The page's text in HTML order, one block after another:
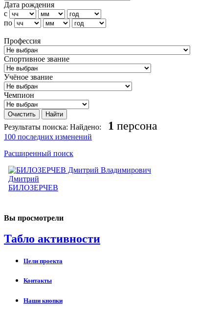
Дата рождения
с
по
Профессия
Спортивное звание
Учёное звание
Чемпион
Результаты поиска: Найдено: 1 персона
100 последних изменений
Расширенный поиск
Дмитрий
БИЛОЗЕРЧЕВ
Вы просмотрели
Табло активности
Цели проекта
Контакты
Наши кнопки